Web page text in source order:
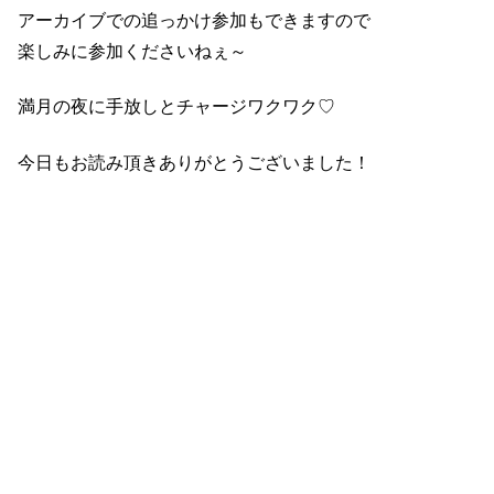
アーカイブでの追っかけ参加もできますので
楽しみに参加くださいねぇ～
満月の夜に手放しとチャージワクワク♡
今日もお読み頂きありがとうございました！